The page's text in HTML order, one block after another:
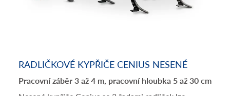
RADLIČKOVÉ KYPŘIČE CENIUS NESENÉ
Pracovní záběr 3 až 4 m, pracovní hloubka 5 až 30 cm